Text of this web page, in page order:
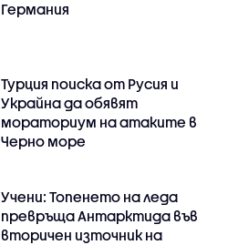
Германия
Турция поиска от Русия и
Украйна да обявят
мораториум на атаките в
Черно море
Учени: Топенето на леда
превръща Антарктида във
вторичен източник на